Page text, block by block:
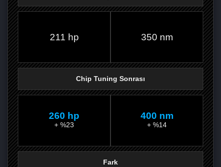
211 hp 350 nm
Chip Tuning Sonrası
260 hp
+ %23
400 nm
+ %14
Fark